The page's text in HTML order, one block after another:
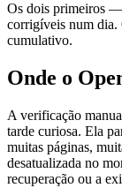
Os dois primeiros —
corrigíveis num dia.
cumulativo.
Onde o
A verificação
tarde curiosa. Ela
muitas páginas,
desatualizada no
recuperação ou a